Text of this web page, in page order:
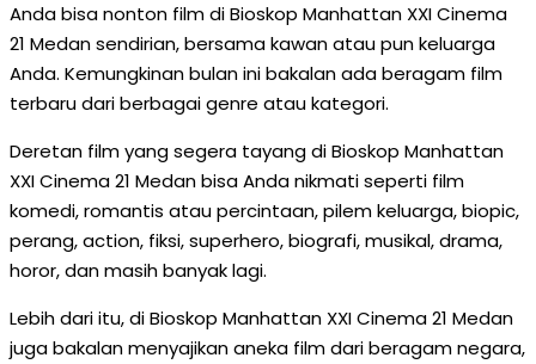
Anda bisa nonton film di Bioskop Manhattan XXI Cinema
21 Medan sendirian, bersama kawan atau pun keluarga
Anda. Kemungkinan bulan ini bakalan ada beragam film
terbaru dari berbagai genre atau kategori.
Deretan film yang segera tayang di Bioskop Manhattan
XXI Cinema 21 Medan bisa Anda nikmati seperti film
komedi, romantis atau percintaan, pilem keluarga, biopic,
perang, action, fiksi, superhero, biografi, musikal, drama,
horor, dan masih banyak lagi.
Lebih dari itu, di Bioskop Manhattan XXI Cinema 21 Medan
juga bakalan menyajikan aneka film dari beragam negara,